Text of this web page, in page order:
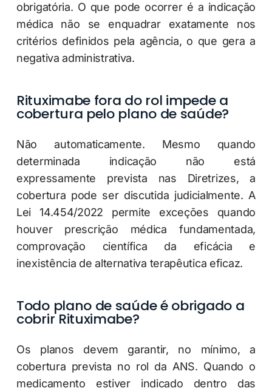
obrigatória. O que pode ocorrer é a indicação
médica não se enquadrar exatamente nos
critérios definidos pela agência, o que gera a
negativa administrativa.
Rituximabe fora do rol impede a
cobertura pelo plano de saúde?
Não automaticamente. Mesmo quando
determinada indicação não está
expressamente prevista nas Diretrizes, a
cobertura pode ser discutida judicialmente. A
Lei 14.454/2022 permite exceções quando
houver prescrição médica fundamentada,
comprovação científica da eficácia e
inexistência de alternativa terapêutica eficaz.
Todo plano de saúde é obrigado a
cobrir Rituximabe?
Os planos devem garantir, no mínimo, a
cobertura prevista no rol da ANS. Quando o
medicamento estiver indicado dentro das